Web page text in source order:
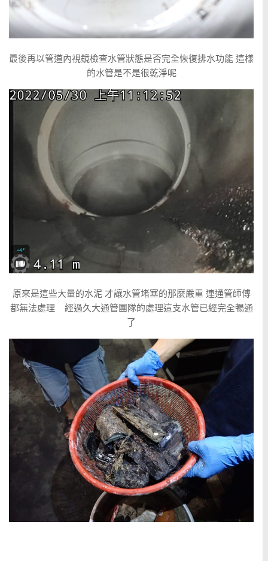
最後再以管道內視鏡檢查水管狀態是否完全恢復排水功能 這樣
的水管是不是很乾淨呢
原來是這些大量的水泥 才讓水管堵塞的那麼嚴重 連通管師傅
都無法處理 經過久大通管團隊的處理這支水管已經完全暢通
了